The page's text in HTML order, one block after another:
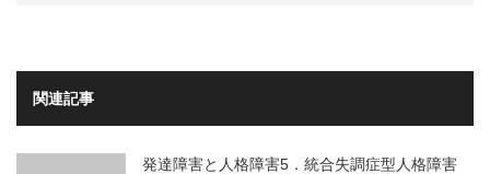
関連記事
発達障害と人格障害5．統合失調症型人格障害